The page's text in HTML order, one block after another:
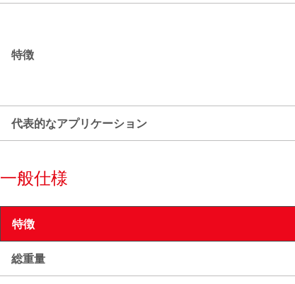
特徴
代表的なアプリケーション
一般仕様
特徴
総重量